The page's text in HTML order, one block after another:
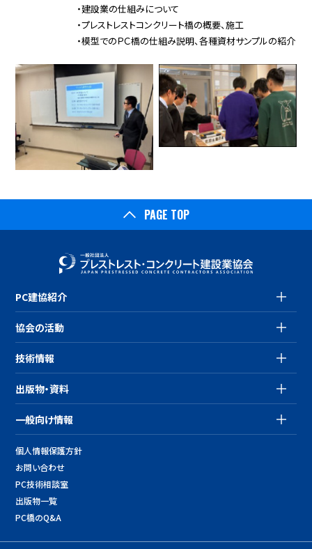
・建設業の仕組みについて
・プレストレストコンクリート橋の概要、施工
・模型でのＰＣ橋の仕組み説明、各種資材サンプルの紹介
PAGE TOP
PC建協紹介
協会の活動
技術情報
出版物・資料
一般向け情報
個人情報保護方針
お問い合わせ
PC技術相談室
出版物一覧
PC橋のQ&A